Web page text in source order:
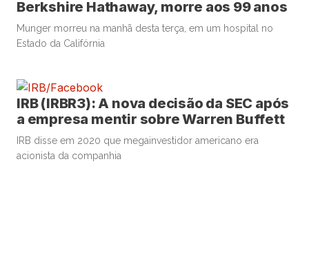
Berkshire Hathaway, morre aos 99 anos
Munger morreu na manhã desta terça, em um hospital no
Estado da Califórnia
IRB (IRBR3): A nova decisão da SEC após
a empresa mentir sobre Warren Buffett
IRB disse em 2020 que megainvestidor americano era
acionista da companhia